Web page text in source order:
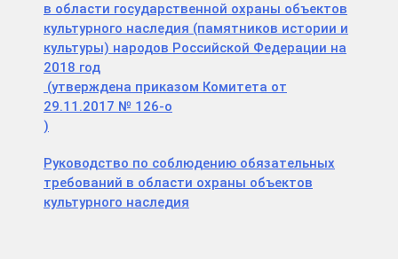
в области государственной охраны объектов
культурного наследия (памятников истории и
культуры) народов Российской Федерации на
2018 год
(утверждена приказом Комитета от
29.11.2017 № 126-о
)
Руководство по соблюдению обязательных
требований в области охраны объектов
культурного наследия